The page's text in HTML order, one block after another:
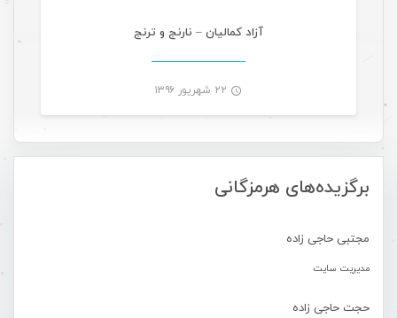
برگزیده‌های هرمزگانی
مجتبی حاجی زاده
مدیریت سایت
حجت حاجی زاده
آزاد کمالیان – نارنج و ترنج
۲۲ شهریور ۱۳۹۶